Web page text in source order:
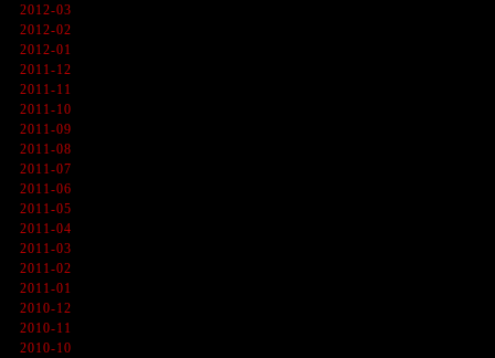
2012-03
2012-02
2012-01
2011-12
2011-11
2011-10
2011-09
2011-08
2011-07
2011-06
2011-05
2011-04
2011-03
2011-02
2011-01
2010-12
2010-11
2010-10